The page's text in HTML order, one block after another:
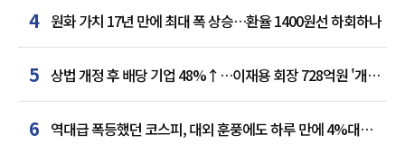
4 원화 가치 17년 만에 최대 폭 상승…환율 1400원선 하회하나
5 상법 개정 후 배당 기업 48%↑…이재용 회장 728억원 '개인
최다'
6 역대급 폭등했던 코스피, 대외 훈풍에도 하루 만에 4%대